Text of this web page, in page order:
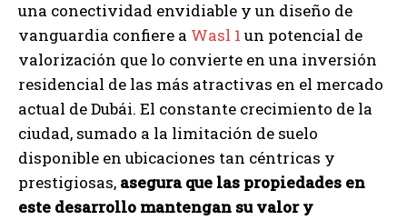
una conectividad envidiable y un diseño de
vanguardia confiere a Wasl 1 un potencial de
valorización que lo convierte en una inversión
residencial de las más atractivas en el mercado
actual de Dubái. El constante crecimiento de la
ciudad, sumado a la limitación de suelo
disponible en ubicaciones tan céntricas y
prestigiosas, asegura que las propiedades en
este desarrollo mantengan su valor y